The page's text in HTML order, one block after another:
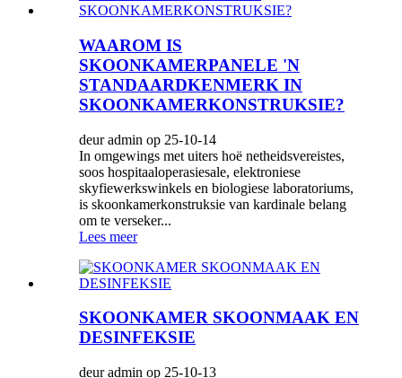
WAAROM IS
SKOONKAMERPANELE 'N
STANDAARDKENMERK IN
SKOONKAMERKONSTRUKSIE?
deur admin op 25-10-14
In omgewings met uiters hoë netheidsvereistes,
soos hospitaaloperasiesale, elektroniese
skyfiewerkswinkels en biologiese laboratoriums,
is skoonkamerkonstruksie van kardinale belang
om te verseker...
Lees meer
SKOONKAMER SKOONMAAK EN
DESINFEKSIE
deur admin op 25-10-13